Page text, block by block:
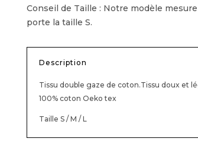
Conseil de Taille : Notre modèle mesure
porte la taille S.
Description
Tissu double gaze de coton.Tissu doux et
100% coton Oeko tex
Taille S / M / L